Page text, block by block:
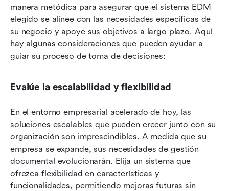
manera metódica para asegurar que el sistema EDM
elegido se alinee con las necesidades específicas de
su negocio y apoye sus objetivos a largo plazo. Aquí
hay algunas consideraciones que pueden ayudar a
guiar su proceso de toma de decisiones:
Evalúe la escalabilidad y flexibilidad
En el entorno empresarial acelerado de hoy, las
soluciones escalables que pueden crecer junto con su
organización son imprescindibles. A medida que su
empresa se expande, sus necesidades de gestión
documental evolucionarán. Elija un sistema que
ofrezca flexibilidad en características y
funcionalidades, permitiendo mejoras futuras sin